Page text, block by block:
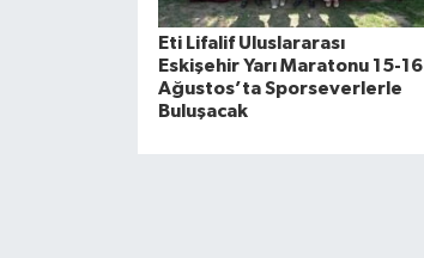
Eti Lifalif Uluslararası
Eskişehir Yarı Maratonu 15-16
Ağustos’ta Sporseverlerle
Buluşacak